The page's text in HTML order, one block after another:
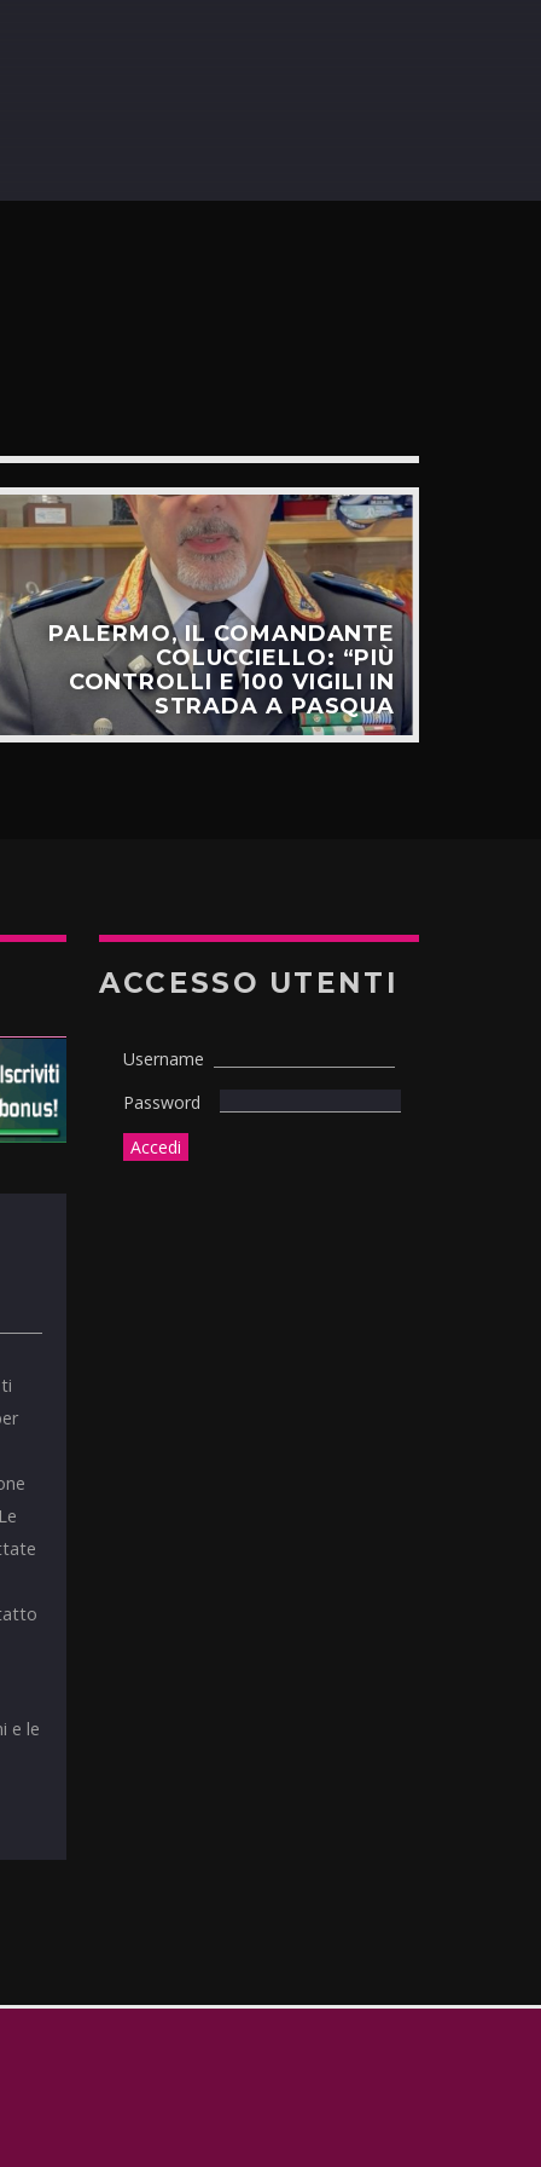
PALERMO, IL COMANDANTE
COLUCCIELLO: “PIÙ
CONTROLLI E 100 VIGILI IN
STRADA A PASQUA
e le
ACCESSO UTENTI
Username
Password